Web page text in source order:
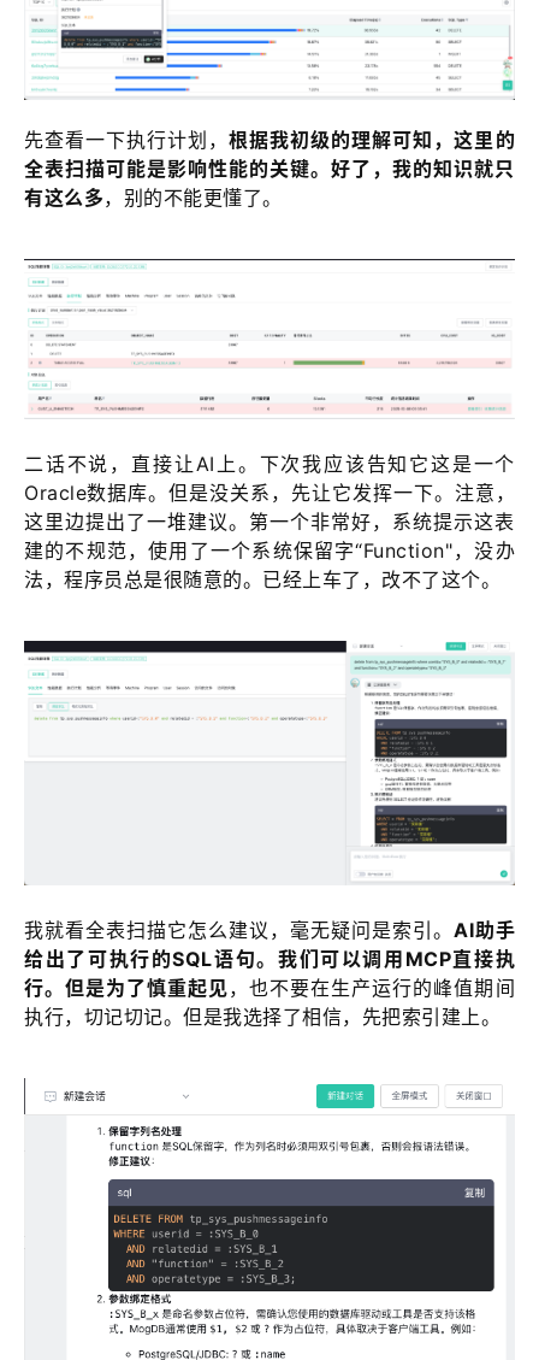
先查看一下执行计划，根据我初级的理解可知，这里的
全表扫描可能是影响性能的关键。好了，我的知识就只
有这么多，别的不能更懂了。
二话不说，直接让AI上。下次我应该告知它这是一个
Oracle数据库。但是没关系，先让它发挥一下。注意，
这里边提出了一堆建议。第一个非常好，系统提示这表
建的不规范，使用了一个系统保留字“Function"，没办
法，程序员总是很随意的。已经上车了，改不了这个。
我就看全表扫描它怎么建议，毫无疑问是索引。 AI助手
给出了可执行的SQL语句。我们可以调用MCP直接执
行。但是为了慎重起见，也不要在生产运行的峰值期间
执行，切记切记。但是我选择了相信，先把索引建上。